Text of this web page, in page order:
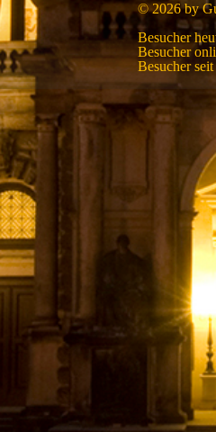
© 2026 by
Besucher
Besucher
Besucher